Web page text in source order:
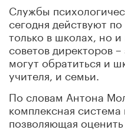
Службы
сегодня действуют
только в школах, но
советов директоров
могут обратиться и
учителя, и семьи.
По словам Антона
комплексная
позволяющая